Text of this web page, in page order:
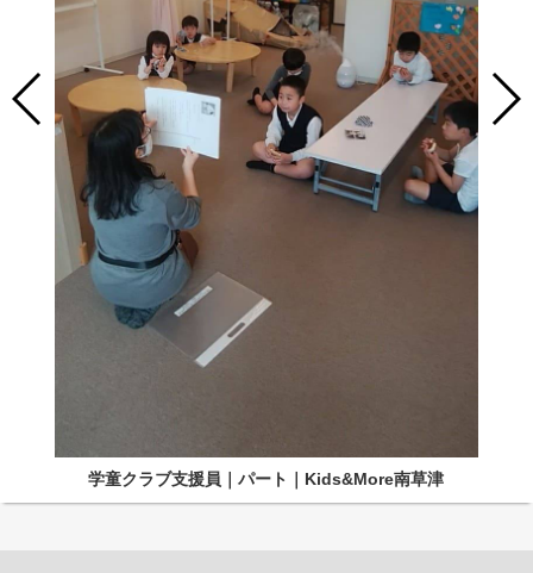
学童クラブ支援員｜パート｜Kids&More南草津